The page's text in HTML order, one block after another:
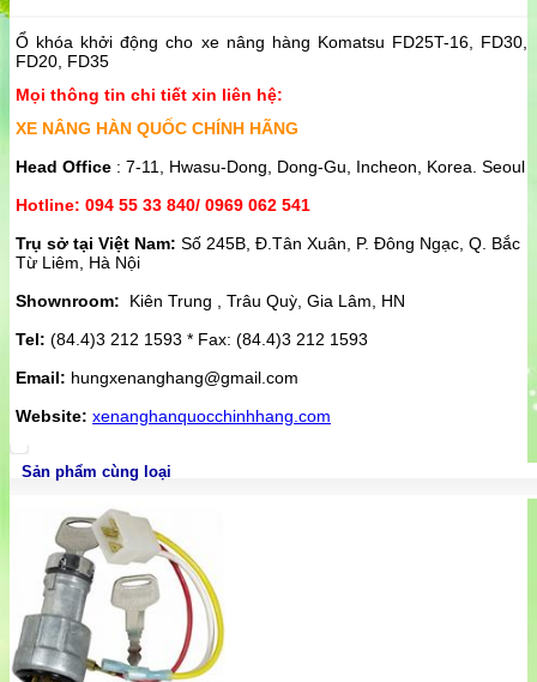
Ổ khóa khởi động cho xe nâng hàng Komatsu FD25T-16, FD30,
FD20, FD35
Mọi thông tin chi tiết xin liên hệ:
XE NÂNG HÀN QUỐC CHÍNH HÃNG
Head Office : 7-11, Hwasu-Dong, Dong-Gu, Incheon, Korea. Seoul
Hotline: 094 55 33 840/ 0969 062 541
Trụ sở tại Việt Nam: Số 245B, Đ.Tân Xuân, P. Đông Ngạc, Q. Bắc
Từ Liêm, Hà Nội
Shownroom: Kiên Trung , Trâu Quỳ, Gia Lâm, HN
Tel: (84.4)3 212 1593 * Fax: (84.4)3 212 1593
Email: hungxenanghang@gmail.com
Website: xenanghanquocchinhhang.com
Sản phẩm cùng loại